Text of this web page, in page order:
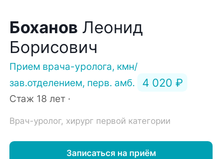
Боханов Леонид
Борисович
Стаж 18 лет ·
Прием врача-уролога, кмн/
зав.отделением, перв. амб.
4 020 ₽
Врач-уролог, хирург первой категории
Записаться на приём